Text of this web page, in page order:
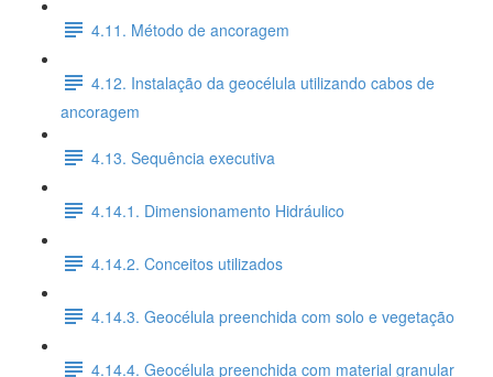
4.11. Método de ancoragem
4.12. Instalação da geocélula utilizando cabos de
ancoragem
4.13. Sequência executiva
4.14.1. Dimensionamento Hidráulico
4.14.2. Conceitos utilizados
4.14.3. Geocélula preenchida com solo e vegetação
4.14.4. Geocélula preenchida com material granular